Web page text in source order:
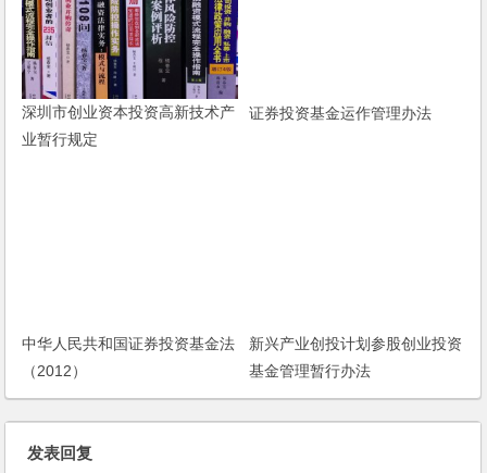
深圳市创业资本投资高新技术产
业暂行规定
证券投资基金运作管理办法
中华人民共和国证券投资基金法
（2012）
新兴产业创投计划参股创业投资
基金管理暂行办法
发表回复